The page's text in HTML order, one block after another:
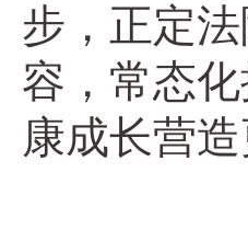
步，正定
容，常态
康成长营